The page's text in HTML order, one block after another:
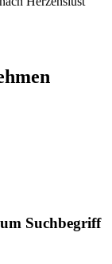
Suchbegriff